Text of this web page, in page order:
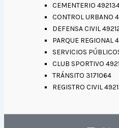
CEMENTERIO
CONTROL URBANO
DEFENSA CIVIL
PARQUE REGIONAL
SERVICIOS
CLUB SPORTIVO
TRÁNSITO 3171064
REGISTRO CIVIL